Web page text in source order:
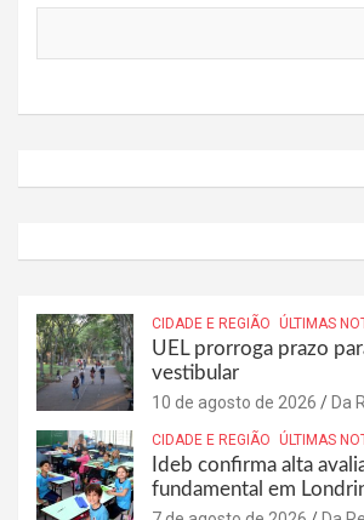
CIDADE E REGIÃO ÚLTIMAS
UEL prorroga prazo
vestibular
10 de agosto de 2026 Da
CIDADE E REGIÃO ÚLTIMAS
Ideb confirma alta
fundamental em